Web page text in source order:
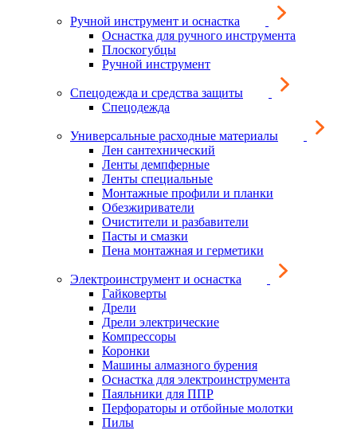
Ручной инструмент и оснастка
Оснастка для ручного инструмента
Плоскогубцы
Ручной инструмент
Спецодежда и средства защиты
Спецодежда
Универсальные расходные материалы
Лен сантехнический
Ленты демпферные
Ленты специальные
Монтажные профили и планки
Обезжириватели
Очистители и разбавители
Пасты и смазки
Пена монтажная и герметики
Электроинструмент и оснастка
Гайковерты
Дрели
Дрели электрические
Компрессоры
Коронки
Машины алмазного бурения
Оснастка для электроинструмента
Паяльники для ППР
Перфораторы и отбойные молотки
Пилы